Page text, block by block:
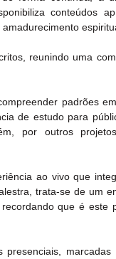
conteúdos
reunindo uma
padrões
de estudo para
por outros
ao vivo que
trata-se de um
que é este
marcadas